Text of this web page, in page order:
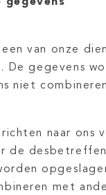
van onze
De gegevens
niet
naar ons
de
met